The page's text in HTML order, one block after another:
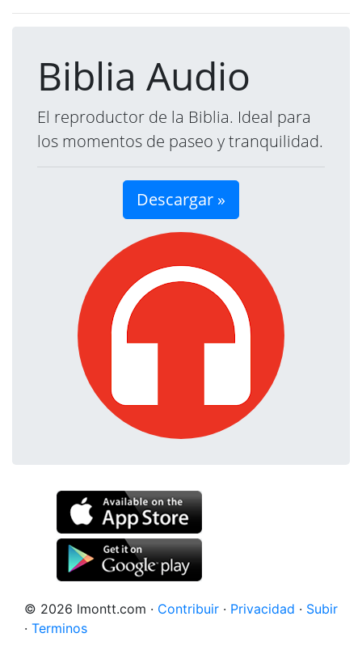
Biblia Audio
El reproductor de la Biblia. Ideal para
los momentos de paseo y tranquilidad.
Descargar »
· Subir
© 2026 lmontt.com · Contribuir · Privacidad
· Terminos